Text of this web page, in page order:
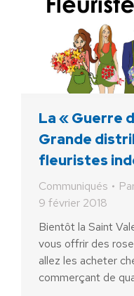
La « Guerre
Grande
fleuristes
Communiqués
9 février 2018
Bientôt la Saint
vous offrir des
allez les acheter
commerçant de